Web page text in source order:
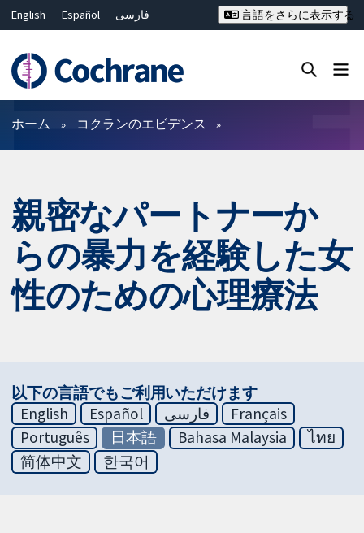
English Español
فارسی
Deutsch
Bahasa Malaysia
ไทย
繁體中文
简体中文
言語をさらに表示する
フィルター
ホーム コクランのエビデンス
親密なパートナーか
らの暴力を経験した女
性のための心理療法
以下の言語でもご利用いただけます
English
Español فارسی
Français
Português
日本語 Bahasa Malaysia
ไทย
简体中文
한국어